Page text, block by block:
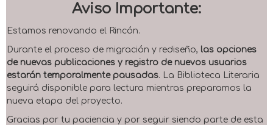
Aviso Importante:
Estamos renovando el Rincón.
Durante el proceso de migración y rediseño, las opciones
de nuevas publicaciones y registro de nuevos usuarios
estarán temporalmente pausadas. La Biblioteca Literaria
seguirá disponible para lectura mientras preparamos la
nueva etapa del proyecto.
Gracias por tu paciencia y por seguir siendo parte de esta